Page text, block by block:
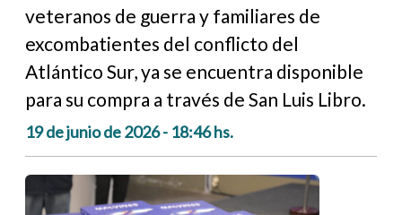
veteranos de guerra y familiares de
excombatientes del conflicto del
Atlántico Sur, ya se encuentra disponible
para su compra a través de San Luis Libro.
19 de junio de 2026 - 18:46 hs.